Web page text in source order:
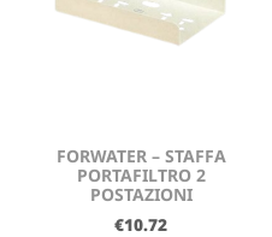
FORWATER – STAFFA
PORTAFILTRO 2
POSTAZIONI
€10.72